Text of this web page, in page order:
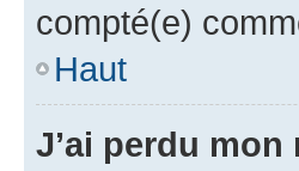
compté(e)
Haut
J’ai perdu